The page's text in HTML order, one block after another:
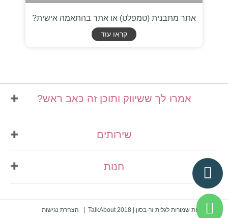
אתר מתבנית (טמפלט) או אתר בהתאמה אישית?
קראו עוד
חנות
תנאי שימוש
שירותים
תוכן ובניית אתרים
מיתוג ועיצוב גרפי
כרטיס ביקור דיגיטלי
אמרו לך ששיווק ותוכן זה כאב ראש?
תוכן שיווקי שאפשר ליישם מיד
עדכונים, רעיונות וטרנדים בלי לחפש בגוגל
מתנות גרפיות מעוצבות, כי מגיע לך גם ליהנות מהדרך
© כל הזכויות שמורות לגלית זר-בסון | TalkAbout 2018 | הצהרת נגישות